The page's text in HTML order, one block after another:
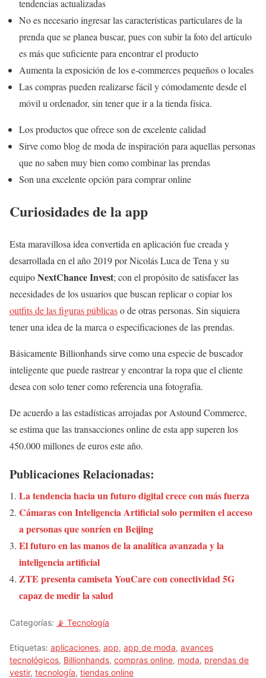
tendencias actualizadas
No es necesario ingresar las características particulares de la
prenda que se planea buscar, pues con subir la foto del artículo
es más que suficiente para encontrar el producto
Aumenta la exposición de los e-commerces pequeños o locales
Las compras pueden realizarse fácil y cómodamente desde el
móvil u ordenador, sin tener que ir a la tienda física.
Los productos que ofrece son de excelente calidad
Sirve como blog de moda de inspiración para aquellas personas
que no saben muy bien como combinar las prendas
Son una excelente opción para comprar online
Curiosidades de la app
Esta maravillosa idea convertida en aplicación fue creada y
desarrollada en el año 2019 por Nicolás Luca de Tena y su
equipoNextChance Invest; con el propósito de satisfacer las
necesidades de los usuarios que buscan replicar o copiar los
outfits de las figuras públicaso de otras personas. Sin siquiera
tener una idea de la marca o especificaciones de las prendas.
Básicamente Billionhands sirve como una especie de buscador
inteligente que puede rastrear y encontrar la ropa que el cliente
desea con solo tener como referencia una fotografía.
De acuerdo a las estadísticas arrojadas por Astound Commerce,
se estima que las transacciones online de esta app superen los
450.000 millones de euros este año.
Publicaciones Relacionadas:
La tendencia hacia un futuro digital crece con más fuerza
Cámaras con Inteligencia Artificial solo permiten el acceso
a personas que sonríen en Beijing
El futuro en las manos de la analítica avanzada y la
inteligencia artificial
ZTE presenta camiseta YouCare con conectividad 5G
capaz de medir la salud
Categorías: 📡 Tecnología
Etiquetas: aplicaciones, app, app de moda, avances
tecnológicos, Billionhands, compras online, moda, prendas de
vestir, tecnología, tiendas online